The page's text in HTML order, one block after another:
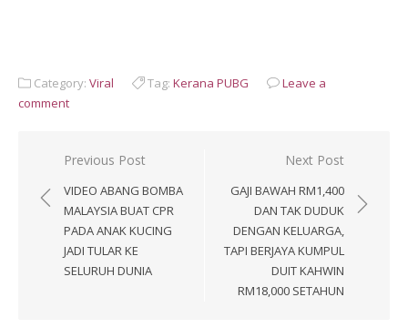
Category: Viral Tag: Kerana PUBG
Leave a
comment
Post
navigation
Previous Post
VIDEO ABANG BOMBA
MALAYSIA BUAT CPR
PADA ANAK KUCING
JADI TULAR KE
SELURUH DUNIA
Next Post
GAJI BAWAH RM1,400
DAN TAK DUDUK
DENGAN KELUARGA,
TAPI BERJAYA KUMPUL
DUIT KAHWIN
RM18,000 SETAHUN